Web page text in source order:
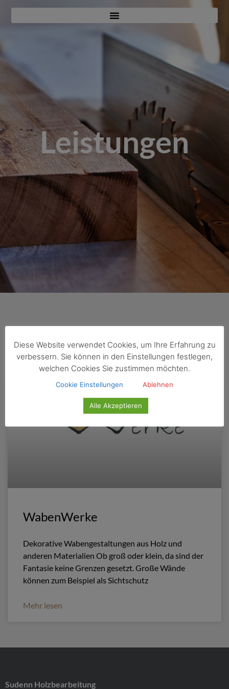
Leistungen
Schlagwort: Wabe
WabenWerke
Dekorative Wabengestaltungen aus Holz und
anderen Materialien Ob groß oder klein, da sind der
Fantasie keine Grenzen gesetzt. Große Wände
können zum Beispiel als Sichtschutz
Mehr lesen
Sudenn Holzbearbeitung
Diese Website verwendet Cookies, um Ihre Erfahrung zu
verbessern. Sie können in den Einstellungen festlegen,
welchen Cookies Sie zustimmen möchten.
Cookie Einstellungen Ablehnen
Alle Akzeptieren